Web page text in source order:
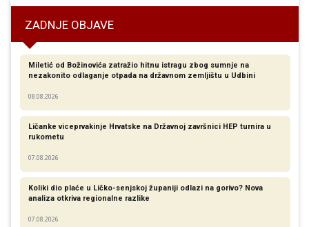
ZADNJE OBJAVE
Miletić od Božinovića zatražio hitnu istragu zbog sumnje na
nezakonito odlaganje otpada na državnom zemljištu u Udbini
08.08.2026
Ličanke viceprvakinje Hrvatske na Državnoj završnici HEP turnira u
rukometu
07.08.2026
Koliki dio plaće u Ličko-senjskoj županiji odlazi na gorivo? Nova
analiza otkriva regionalne razlike​
07.08.2026